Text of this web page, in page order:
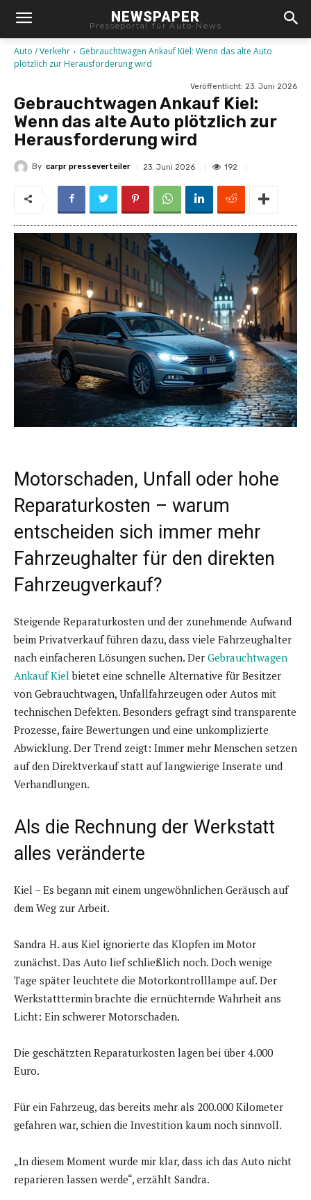
NEWSPAPER
Presseportal für Auto-News
Auto / Verkehr
Gebrauchtwagen Ankauf Kiel: Wenn das alte Auto
plötzlich zur Herausforderung wird
Veröffentlicht: 23. Juni 2026
Gebrauchtwagen Ankauf Kiel:
Wenn das alte Auto plötzlich zur
Herausforderung wird
By carpr presseverteiler 23. Juni 2026 192
Motorschaden, Unfall oder hohe
Reparaturkosten – warum
entscheiden sich immer mehr
Fahrzeughalter für den direkten
Fahrzeugverkauf?
Steigende Reparaturkosten und der zunehmende Aufwand
beim Privatverkauf führen dazu, dass viele Fahrzeughalter
nach einfacheren Lösungen suchen. Der Gebrauchtwagen
Ankauf Kiel bietet eine schnelle Alternative für Besitzer
von Gebrauchtwagen, Unfallfahrzeugen oder Autos mit
technischen Defekten. Besonders gefragt sind transparente
Prozesse, faire Bewertungen und eine unkomplizierte
Abwicklung. Der Trend zeigt: Immer mehr Menschen setzen
auf den Direktverkauf statt auf langwierige Inserate und
Verhandlungen.
Als die Rechnung der Werkstatt
alles veränderte
Kiel – Es begann mit einem ungewöhnlichen Geräusch auf
dem Weg zur Arbeit.
Sandra H. aus Kiel ignorierte das Klopfen im Motor
zunächst. Das Auto lief schließlich noch. Doch wenige
Tage später leuchtete die Motorkontrolllampe auf. Der
Werkstatttermin brachte die ernüchternde Wahrheit ans
Licht: Ein schwerer Motorschaden.
Die geschätzten Reparaturkosten lagen bei über 4.000
Euro.
Für ein Fahrzeug, das bereits mehr als 200.000 Kilometer
gefahren war, schien die Investition kaum noch sinnvoll.
„In diesem Moment wurde mir klar, dass ich das Auto nicht
reparieren lassen werde“, erzählt Sandra.